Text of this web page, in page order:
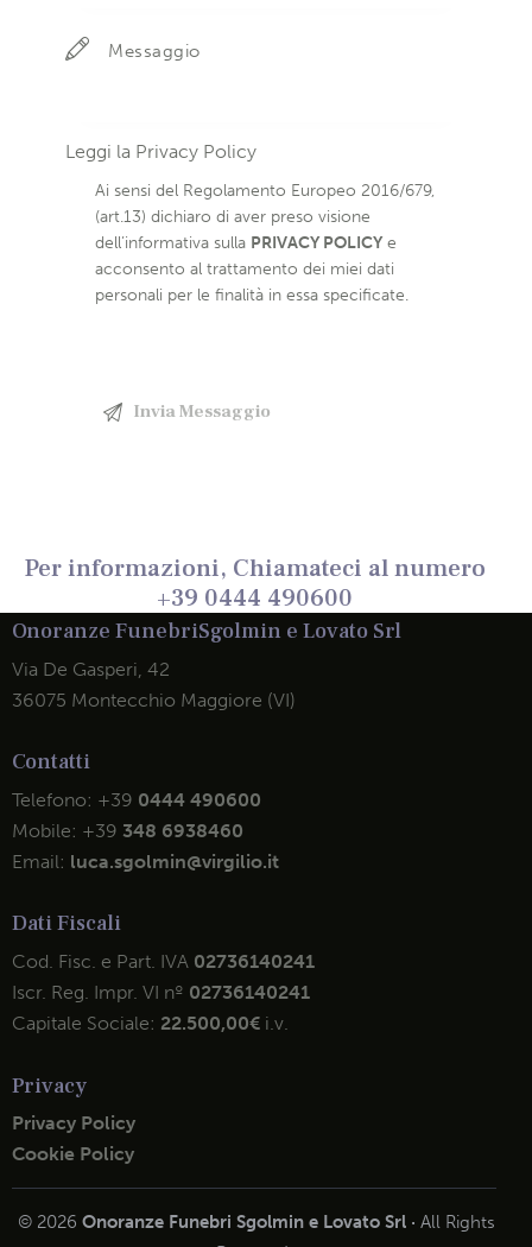
Leggi la Privacy Policy
Ai sensi del Regolamento Europeo 2016/679,
(art.13) dichiaro di aver preso visione
dell’informativa sulla PRIVACY POLICYe
acconsento al trattamento dei miei dati
personali per le finalità in essa specificate.
Per informazioni, Chiamateci al numero
+39 0444 490600
Onoranze FunebriSgolmin e Lovato Srl
Via De Gasperi, 42
36075 Montecchio Maggiore (VI)
Contatti
Telefono: +39 0444 490600
Mobile: +39 348 6938460
Email: luca.sgolmin@virgilio.it
Dati Fiscali
Cod. Fisc. e Part. IVA 02736140241
Iscr. Reg. Impr. VI nº 02736140241
Capitale Sociale: 22.500,00€ i.v.
Privacy
Privacy Policy
Cookie Policy
© 2026 Onoranze Funebri Sgolmin e Lovato Srl · All Rights